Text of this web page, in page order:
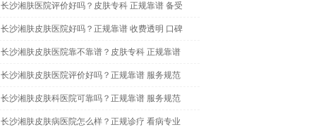
长沙湘肤医院评价好吗？皮肤专科 正规靠谱 备受
长沙湘肤皮肤医院好吗？正规靠谱 收费透明 口碑
长沙湘肤皮肤医院靠不靠谱？皮肤专科 正规靠谱
长沙湘肤皮肤医院评价好吗？正规靠谱 服务规范
长沙湘肤皮肤科医院可靠吗？正规靠谱 服务规范
长沙湘肤皮肤病医院怎么样？正规诊疗 看病专业